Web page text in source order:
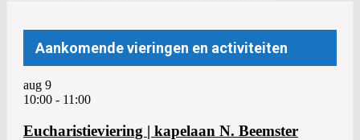
Aankomende vieringen en activiteiten
aug 9
10:00 - 11:00
Eucharistieviering | kapelaan N. Beemster